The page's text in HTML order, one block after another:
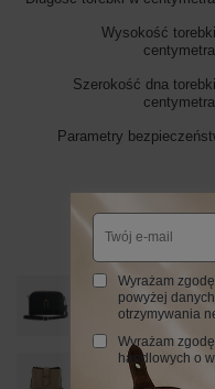
Wysokość
Szerokość dna
Parametry
Mała torebka
179,99 zł / szt.
Torebka wizytowa
Wyrażam
powyżej
otrzymywania
Wyrażam
handlowych o